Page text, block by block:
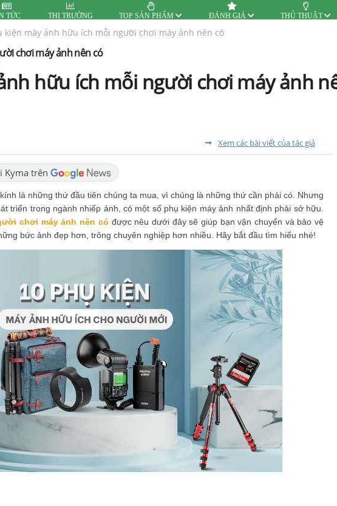
TỨC THỊ TRƯỜNG TOP SẢN PHẨM ĐÁNH GIÁ THỦ THUẬT
kiện máy ảnh hữu ích mỗi người chơi máy ảnh nên có
chơi máy ảnh nên có
hữu ích mỗi người chơi máy ảnh
Xem các bài viết của tác giả
Kyma trên
là những thứ đầu tiên chúng ta mua, vì chúng là những thứ cần phải có. Nhưng
triển trong ngành nhiếp ảnh, có một số phụ kiện máy ảnh nhất định phải sở hữu.
chơi máy ảnh nên có được nêu dưới đây sẽ giúp bạn vận chuyển và bảo vệ
bức ảnh đẹp hơn, trông chuyên nghiệp hơn nhiều. Hãy bắt đầu tìm hiểu nhé!